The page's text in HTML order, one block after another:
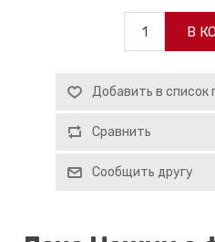
В
Добавить в список
Сравнить
Сообщить другу